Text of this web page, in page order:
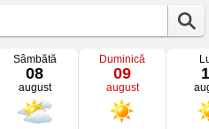
Sâmbătă
08
august
Duminică
09
august